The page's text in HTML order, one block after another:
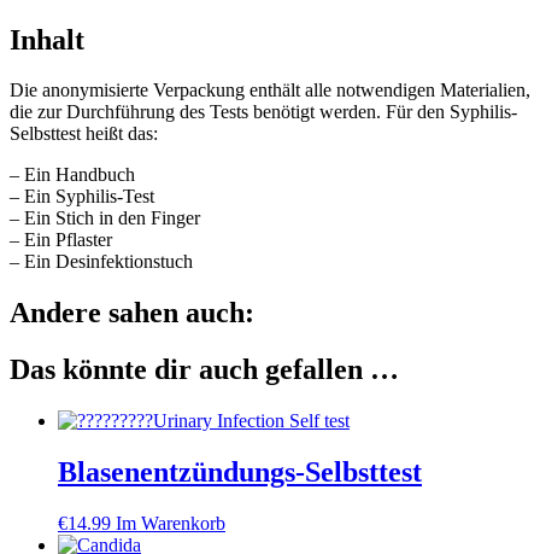
Inhalt
Die anonymisierte Verpackung enthält alle notwendigen Materialien,
die zur Durchführung des Tests benötigt werden. Für den Syphilis-
Selbsttest heißt das:
– Ein Handbuch
– Ein Syphilis-Test
– Ein Stich in den Finger
– Ein Pflaster
– Ein Desinfektionstuch
Andere sahen auch:
Das könnte dir auch gefallen …
Blasenentzündungs-Selbsttest
€14.99 Im Warenkorb